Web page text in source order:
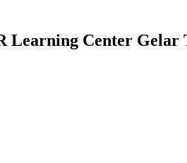
Learning Center